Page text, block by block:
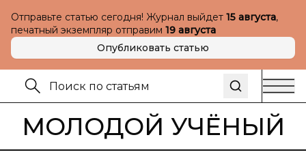
Отправьте статью сегодня! Журнал выйдет 15 августа,
печатный экземпляр отправим 19 августа
Опубликовать статью
МОЛОДОЙ УЧЁНЫЙ